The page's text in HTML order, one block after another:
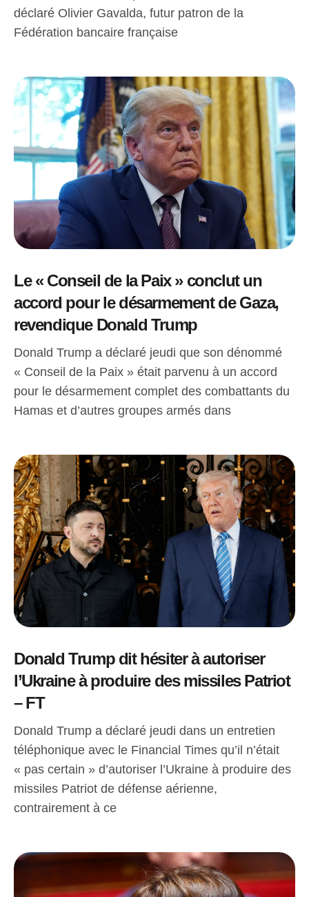
déclaré Olivier Gavalda, futur patron de la
Fédération bancaire française
Le « Conseil de la Paix » conclut un
accord pour le désarmement de Gaza,
revendique Donald Trump
Donald Trump a déclaré jeudi que son dénommé
« Conseil de la Paix » était parvenu à un accord
pour le désarmement complet des combattants du
Hamas et d’autres groupes armés dans
Donald Trump dit hésiter à autoriser
l’Ukraine à produire des missiles Patriot
– FT
Donald Trump a déclaré jeudi dans un entretien
téléphonique avec le Financial Times qu’il n’était
« pas certain » d’autoriser l’Ukraine à produire des
missiles Patriot de défense aérienne,
contrairement à ce